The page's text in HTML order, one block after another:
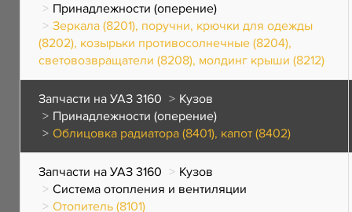
Принадлежности (оперение)
Зеркала (8201), поручни, крючки для одежды
(8202), козырьки противосолнечные (8204),
световозвращатели (8208), молдинг крыши (8212)
Запчасти на УАЗ 3160
Кузов
Принадлежности (оперение)
Облицовка радиатора (8401), капот (8402)
Запчасти на УАЗ 3160
Кузов
Система отопления и вентиляции
Отопитель (8101)